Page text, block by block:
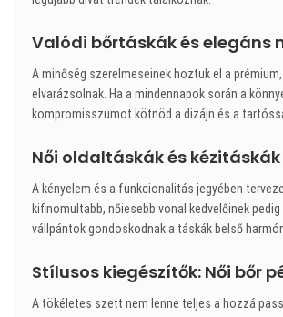
Valódi bőrtáskák és elegáns
A minőség szerelmeseinek hoztuk el a
elvarázsolnak. Ha a mindennapok során a
kompromisszumot kötnöd a dizájn és a
Női oldaltáskák és
A kényelem és a funkcionalitás jegyében
kifinomultabb, nőiesebb vonal kedvelőinek
vállpántok gondoskodnak a táskák belső
Stílusos kiegészítők: Női bőr
A tökéletes szett nem lenne teljes a hozzá